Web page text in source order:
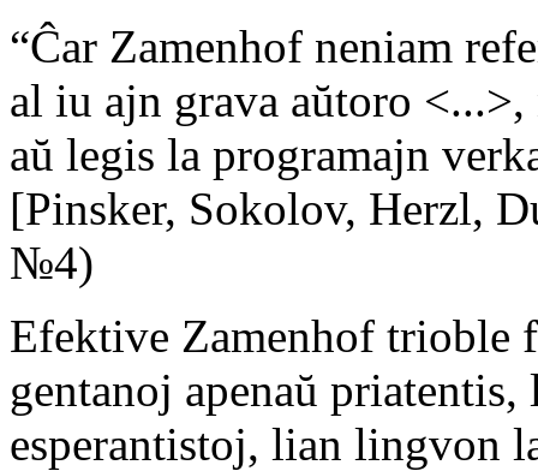
“Ĉar Zamenhof neniam
al iu ajn grava aŭtoro
aŭ legis la programajn
[Pinsker, Sokolov, Herzl,
№4)
Efektive Zamenhof trioble
gentanoj apenaŭ
esperantistoj, lian lingvon